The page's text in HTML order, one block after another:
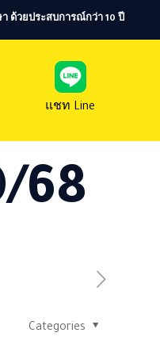
า ด้วยประสบการณ์กว่า 10 ปี
แชท Line
68
Categories